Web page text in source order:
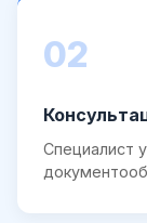
02
Специалист